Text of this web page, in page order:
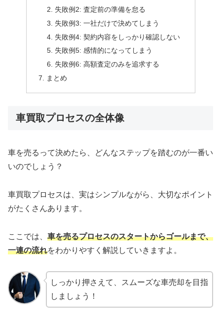
失敗例2: 査定前の準備を怠る
失敗例3: 一社だけで決めてしまう
失敗例4: 契約内容をしっかり確認しない
失敗例5: 感情的になってしまう
失敗例6: 高額査定のみを追求する
まとめ
車買取プロセスの全体像
車を売るって決めたら、どんなステップを踏むのが一番い
いのでしょう？
車買取プロセスは、実はシンプルながら、大切なポイント
がたくさんあります。
ここでは、 車を売るプロセスのスタートからゴールまで、
一連の流れをわかりやすく解説していきますよ。
しっかり押さえて、スムーズな車売却を目指
しましょう！